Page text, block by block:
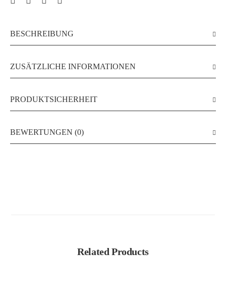
BESCHREIBUNG
ZUSÄTZLICHE INFORMATIONEN
PRODUKTSICHERHEIT
BEWERTUNGEN (0)
Related Products